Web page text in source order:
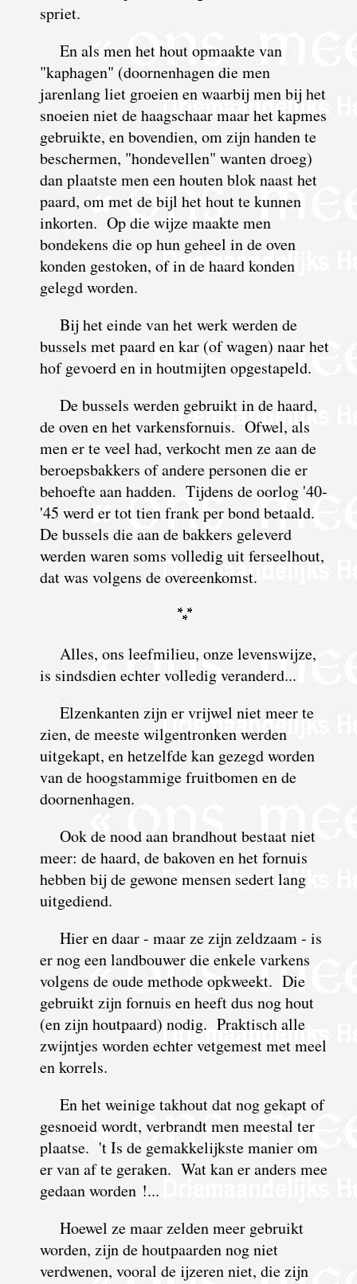
spriet.
En als men het hout opmaakte van
"kaphagen" (doornenhagen die men
jarenlang liet groeien en waarbij men bij het
snoeien niet de haagschaar maar het kapmes
gebruikte, en bovendien, om zijn handen te
beschermen, "hondevellen" wanten droeg)
dan plaatste men een houten blok naast het
paard, om met de bijl het hout te kunnen
inkorten. Op die wijze maakte men
bondekens die op hun geheel in de oven
konden gestoken, of in de haard konden
gelegd worden.
Bij het einde van het werk werden de
bussels met paard en kar (of wagen) naar het
hof gevoerd en in houtmijten opgestapeld.
De bussels werden gebruikt in de haard,
de oven en het varkensfornuis. Ofwel, als
men er te veel had, verkocht men ze aan de
beroepsbakkers of andere personen die er
behoefte aan hadden. Tijdens de oorlog '40-
'45 werd er tot tien frank per bond betaald.
De bussels die aan de bakkers geleverd
werden waren soms volledig uit ferseelhout,
dat was volgens de overeenkomst.
Alles, ons leefmilieu, onze levenswijze,
is sindsdien echter volledig veranderd...
Elzenkanten zijn er vrijwel niet meer te
zien, de meeste wilgentronken werden
uitgekapt, en hetzelfde kan gezegd worden
van de hoogstammige fruitbomen en de
doornenhagen.
Ook de nood aan brandhout bestaat niet
meer: de haard, de bakoven en het fornuis
hebben bij de gewone mensen sedert lang
uitgediend.
Hier en daar - maar ze zijn zeldzaam - is
er nog een landbouwer die enkele varkens
volgens de oude methode opkweekt. Die
gebruikt zijnfornuis en heeft dus nog hout
(en zijn houtpaard) nodig. Praktisch alle
zwijntjes worden echter vetgemest met meel
en korrels.
En het weinige takhout dat nog gekapt of
gesnoeid wordt, verbrandt men meestal ter
plaatse. 't Is de gemakkelijkste manier om
er van af te geraken. Wat kan er anders mee
gedaan worden !...
Hoewel ze maar zelden meer gebruikt
worden, zijn de houtpaarden nog niet
verdwenen, vooral de ijzeren niet, die zijn